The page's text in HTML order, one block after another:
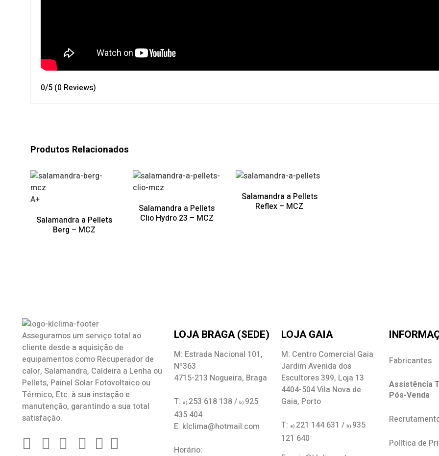
0/5 (0 Reviews)
Produtos Relacionados
A+
Salamandra a Pellets
Berg – MCZ
Salamandra a Pellets
Clio Hydro 23 – MCZ
Salamandra a Pellets
Reflex – MCZ
Asseguramos um serviço total ao
cliente desde a aquisição de
equipamentos como Recuperador de
calor, Salamandra, Caldeira a Lenha ou
Pellets, Painel Solar Fotovoltaico ou
Térmico, Etc. à sua instação e
manutenção, garantindo a sua total
satisfação.
LOJA BRAGA (SEDE)
M: Estrada Nacional 101,
Nº363
4715-213 Nogueira, Braga
T: a) 253 618 138 /b) 925
435 404
E: klclima@hotmail.com
Horário:
LOJA GAIA
M: Centro Comercial Gaia
Jardim Avenida dos
Escultores 399, Loja 13
4404-504 Vila Nova de
Gaia, Porto
T: a) 221 144 631 /b) 935
121 640
Fabricantes
Assistência
Pós-Venda
Política de